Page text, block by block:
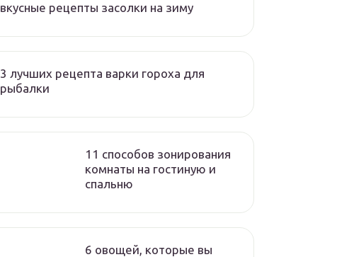
вкусные рецепты засолки на зиму
3 лучших рецепта варки гороха для
рыбалки
11 способов зонирования
комнаты на гостиную и
спальню
6 овощей, которые вы